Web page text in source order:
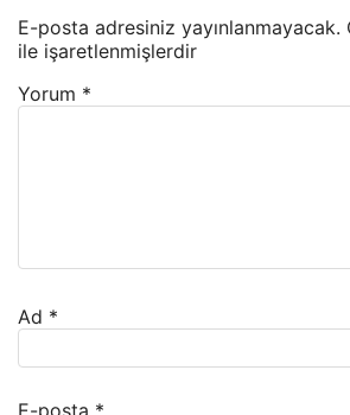
E-posta adresiniz yayınlanmayacak.
ile işaretlenmişlerdir
Yorum *
Ad *
E-posta *